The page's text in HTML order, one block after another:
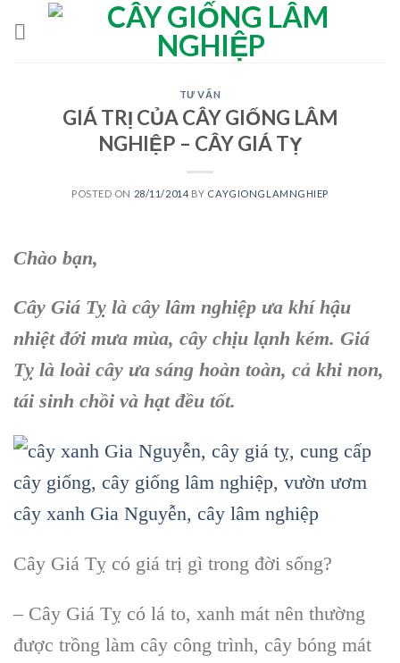
TƯ VẤN
GIÁ TRỊ CỦA CÂY GIỐNG LÂM
NGHIỆP – CÂY GIÁ TỴ
POSTED ON 28/11/2014 BY CAYGIONGLAMNGHIEP
Chào bạn,
Cây Giá Tỵ là cây lâm nghiệp ưa khí hậu
nhiệt đới mưa mùa, cây chịu lạnh kém. Giá
Tỵ là loài cây ưa sáng hoàn toàn, cả khi non,
tái sinh chồi và hạt đều tốt.
Cây Giá Tỵ có giá trị gì trong đời sống?
– Cây Giá Tỵ có lá to, xanh mát nên thường
được trồng làm cây công trình, cây bóng mát